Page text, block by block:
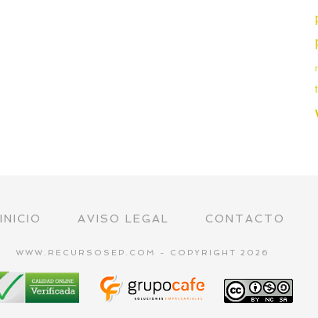
INICIO AVISO LEGAL CONTACTO
WWW.RECURSOSEP.COM - COPYRIGHT 2026